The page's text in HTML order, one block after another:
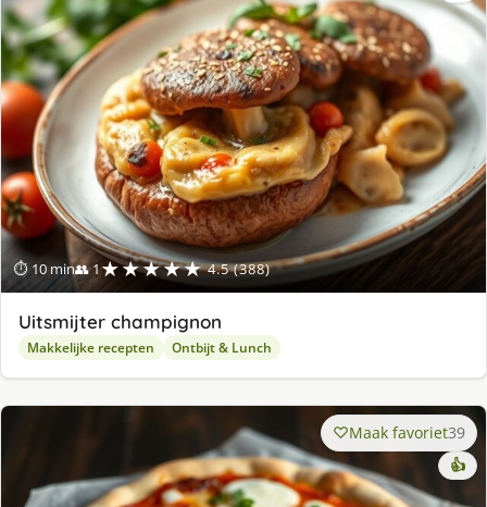
⏱ 10 min👥 1★★★★★ 4.5 (388)
Uitsmijter champignon
Makkelijke recepten Ontbijt & Lunch
Maak favoriet39
👍